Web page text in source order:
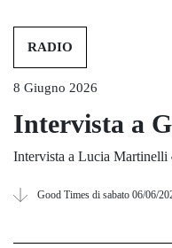
RADIO
8 Giugno 2026
Intervista a
Intervista a Lucia Martinelli
Good Times di sabato 06/06/